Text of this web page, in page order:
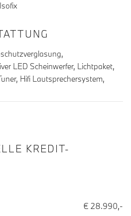
LED Scheinwerfer, Lichtpaket,
Hifi Lautsprechersystem,
KREDIT-
€ 28.990,-